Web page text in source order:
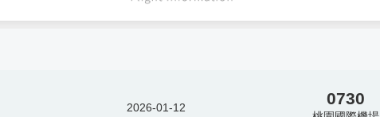
2026-01-12 0730